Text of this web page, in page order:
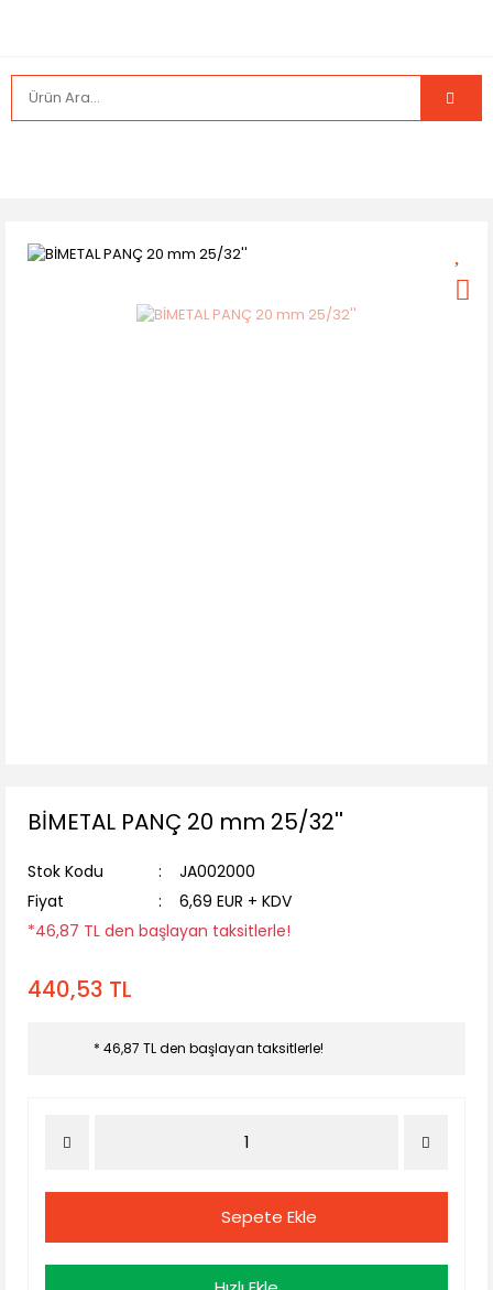
BİMETAL PANÇ 20 mm 25/32''
Stok Kodu
JA002000
Fiyat
6,69 EUR + KDV
*46,87 TL den başlayan taksitlerle!
440,53 TL
* 46,87 TL den başlayan taksitlerle!
Sepete Ekle